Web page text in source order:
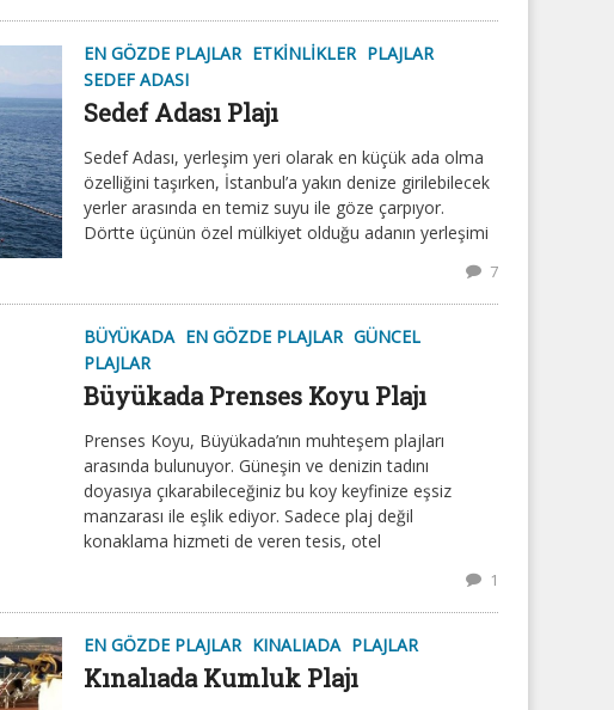
EN GÖZDE PLAJLAR ETKINLIKLER PLAJLAR
SEDEF ADASI
Sedef Adası Plajı
Sedef Adası, yerleşim yeri olarak en küçük ada olma
özelliğini taşırken, İstanbul’a yakın denize girilebilecek
yerler arasında en temiz suyu ile göze çarpıyor.
Dörtte üçünün özel mülkiyet olduğu adanın yerleşimi
7
BÜYÜKADA EN GÖZDE PLAJLAR GÜNCEL
PLAJLAR
Büyükada Prenses Koyu Plajı
Prenses Koyu, Büyükada’nın muhteşem plajları
arasında bulunuyor. Güneşin ve denizin tadını
doyasıya çıkarabileceğiniz bu koy keyfinize eşsiz
manzarası ile eşlik ediyor. Sadece plaj değil
konaklama hizmeti de veren tesis, otel
1
EN GÖZDE PLAJLAR KINALIADA PLAJLAR
Kınalıada Kumluk Plajı